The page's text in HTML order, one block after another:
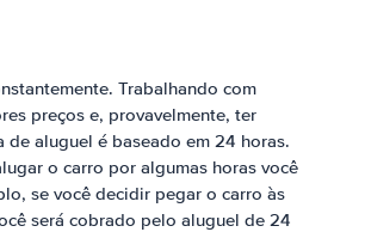
Trabalhando com
preços e, provavelmente, ter
de aluguel é baseado em 24 horas.
o carro por algumas horas você
se você decidir pegar o carro às
será cobrado pelo aluguel de 24